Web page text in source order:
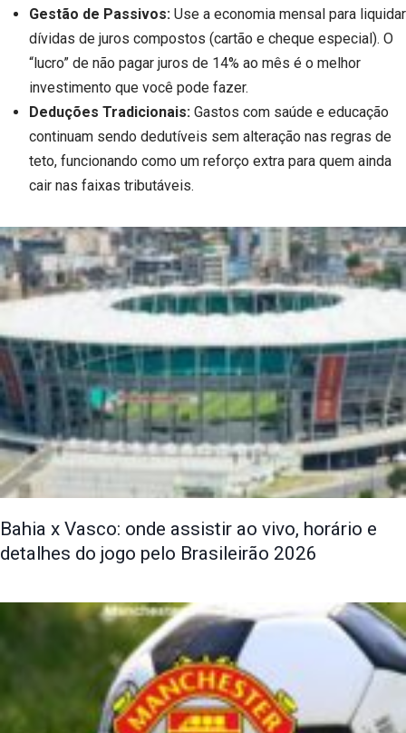
Gestão de Passivos: Use a economia mensal para liquidar
dívidas de juros compostos (cartão e cheque especial). O
“lucro” de não pagar juros de 14% ao mês é o melhor
investimento que você pode fazer.
Deduções Tradicionais: Gastos com saúde e educação
continuam sendo dedutíveis sem alteração nas regras de
teto, funcionando como um reforço extra para quem ainda
cair nas faixas tributáveis.
Bahia x Vasco: onde assistir ao vivo, horário e
detalhes do jogo pelo Brasileirão 2026